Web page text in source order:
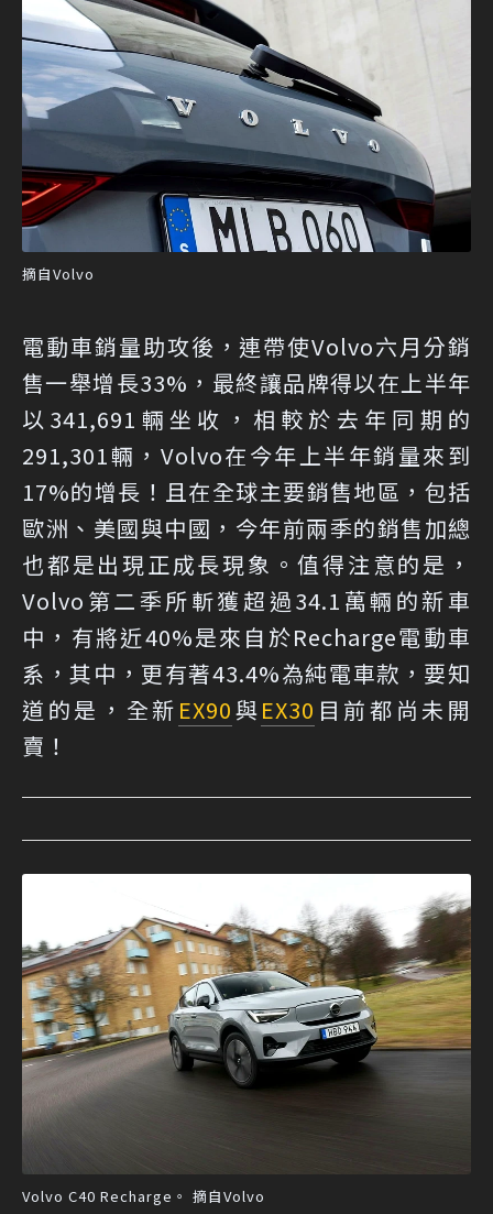
摘自Volvo
電動車銷量助攻後，連帶使Volvo六月分銷
售一舉增長33%，最終讓品牌得以在上半年
以341,691輛坐收，相較於去年同期的
291,301輛，Volvo在今年上半年銷量來到
17%的增長！且在全球主要銷售地區，包括
歐洲、美國與中國，今年前兩季的銷售加總
也都是出現正成長現象。值得注意的是，
Volvo第二季所斬獲超過34.1萬輛的新車
中，有將近40%是來自於Recharge電動車
系，其中，更有著43.4%為純電車款，要知
道的是，全新 EX90與EX30 目前都尚未開
賣！
Volvo C40 Recharge。 摘自Volvo